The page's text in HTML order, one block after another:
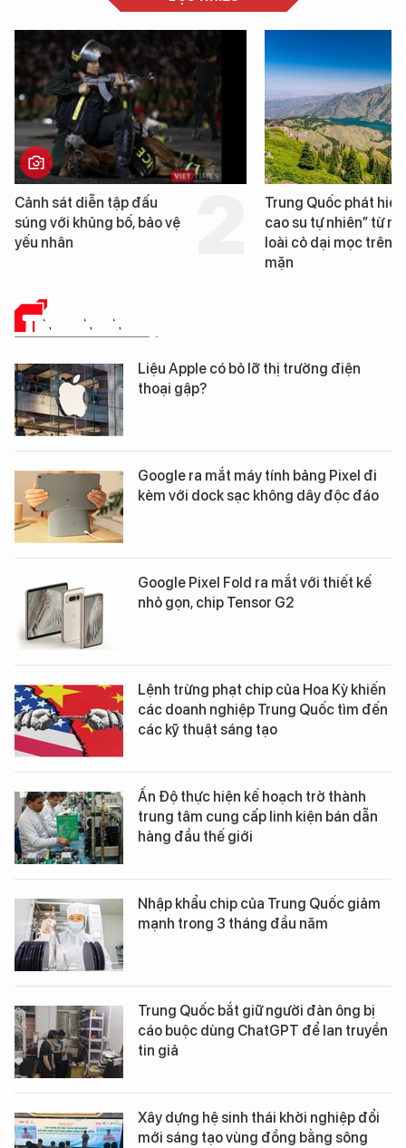
Cảnh sát diễn tập đấu
súng với khủng bố, bảo vệ
yếu nhân
Trung Quốc phát hiện
cao su tự nhiên” từ
loài cỏ dại mọc trên
mặn
TIN CÔNG NGHỆ
Liệu Apple có bỏ lỡ thị trường điện
thoại gập?
Google ra mắt máy tính bảng Pixel đi
kèm với dock sạc không dây độc đáo
Google Pixel Fold ra mắt với thiết kế
nhỏ gọn, chip Tensor G2
Lệnh trừng phạt chip của Hoa Kỳ khiến
các doanh nghiệp Trung Quốc tìm đến
các kỹ thuật sáng tạo
Ấn Độ thực hiện kế hoạch trở thành
trung tâm cung cấp linh kiện bán dẫn
hàng đầu thế giới
Nhập khẩu chip của Trung Quốc giảm
mạnh trong 3 tháng đầu năm
Trung Quốc bắt giữ người đàn ông bị
cáo buộc dùng ChatGPT để lan truyền
tin giả
Xây dựng hệ sinh thái khởi nghiệp đổi
mới sáng tạo vùng đồng bằng sông